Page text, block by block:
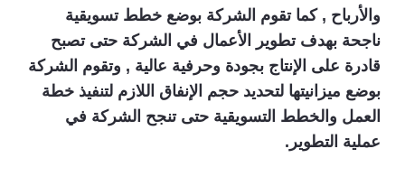
والأرباح , كما تقوم الشركة بوضع خطط تسويقية
ناجحة بهدف تطوير الأعمال في الشركة حتى تصبح
قادرة على الإنتاج بجودة وحرفية عالية , وتقوم الشركة
بوضع ميزانيتها لتحديد حجم الإنفاق اللازم لتنفيذ خطة
العمل والخطط التسويقية حتى تنجح الشركة في
عملية التطوير.